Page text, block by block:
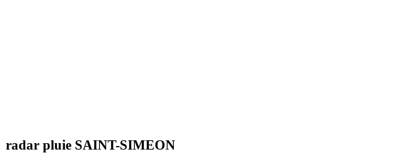
radar pluie SAINT-SIMEON